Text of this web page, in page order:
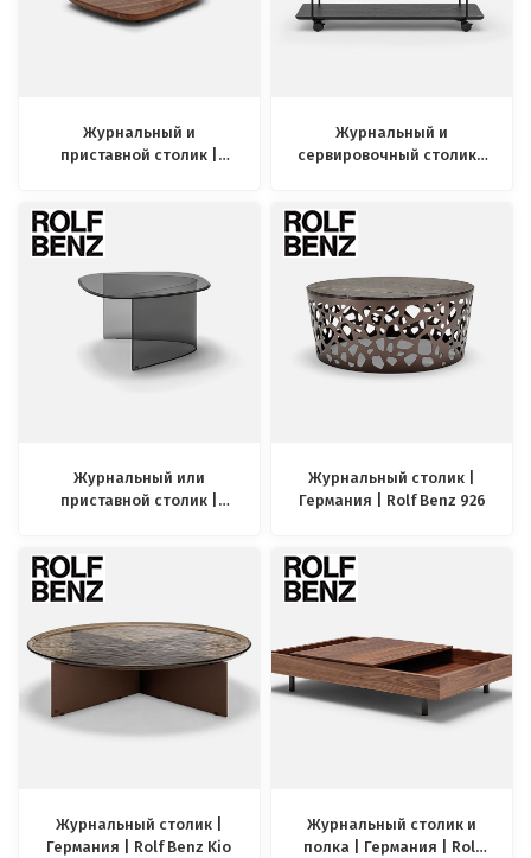
Журнальный и
приставной столик |
Журнальный и
сервировочный столик |
Журнальный или
приставной столик |
Журнальный столик |
Германия | Rolf Benz 926
Журнальный столик |
Германия | Rolf Benz Kio
Журнальный столик и
полка | Германия | Rolf